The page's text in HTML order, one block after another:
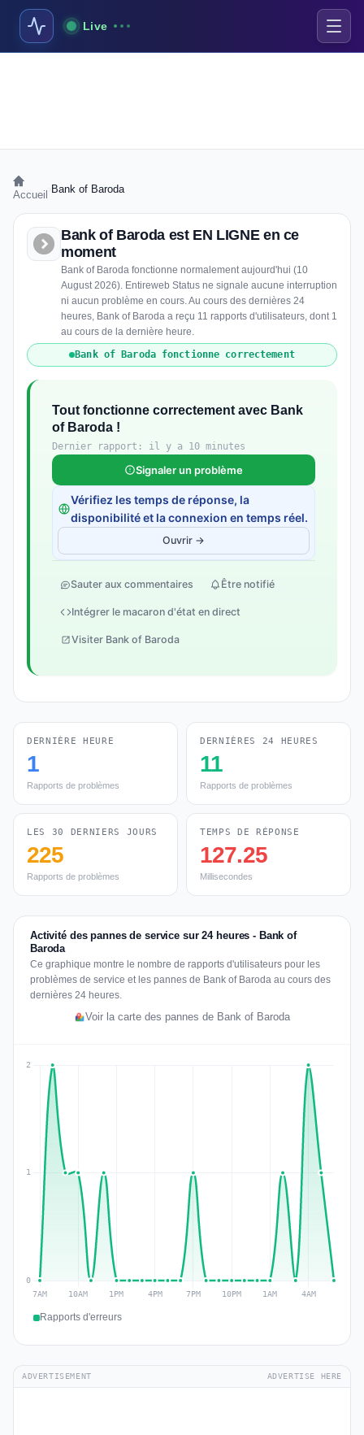
Live
Accueil Bank of Baroda
Bank of Baroda est EN LIGNE en ce
moment
Bank of Baroda fonctionne normalement aujourd'hui (10
August 2026). Entireweb Status ne signale aucune interruption
ni aucun problème en cours. Au cours des dernières 24
heures, Bank of Baroda a reçu 11 rapports d'utilisateurs, dont 1
au cours de la dernière heure.
Bank of Baroda fonctionne correctement
Tout fonctionne correctement avec Bank
of Baroda !
Dernier rapport: il y a 10 minutes
Signaler un problème
Vérifiez les temps de réponse, la
disponibilité et la connexion en temps réel.
Ouvrir →
Sauter aux commentaires Être notifié
Intégrer le macaron d'état en direct
Visiter Bank of Baroda
DERNIÈRE HEURE
1
Rapports de problèmes
DERNIÈRES 24 HEURES
11
Rapports de problèmes
LES 30 DERNIERS JOURS
225
Rapports de problèmes
TEMPS DE RÉPONSE
127.25
Millisecondes
Activité des pannes de service sur 24 heures - Bank of
Baroda
Ce graphique montre le nombre de rapports d'utilisateurs pour les
problèmes de service et les pannes de Bank of Baroda au cours des
dernières 24 heures.
Voir la carte des pannes de Bank of Baroda
Rapports d'erreurs
ADVERTISEMENT ADVERTISE HERE